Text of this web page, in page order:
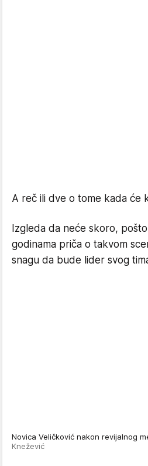
A reč ili dve o tome kada će
Izgleda da neće skoro,
godinama priča o takvom
snagu da bude lider svog
Novica Veličković nakon revijalnog
Knežević